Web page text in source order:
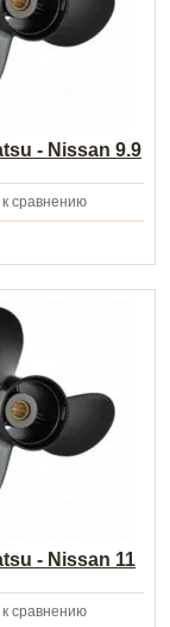
- Nissan 9.9
сравнению
- Nissan 11
сравнению